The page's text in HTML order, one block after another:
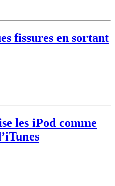
fissures en sortant
les iPod comme